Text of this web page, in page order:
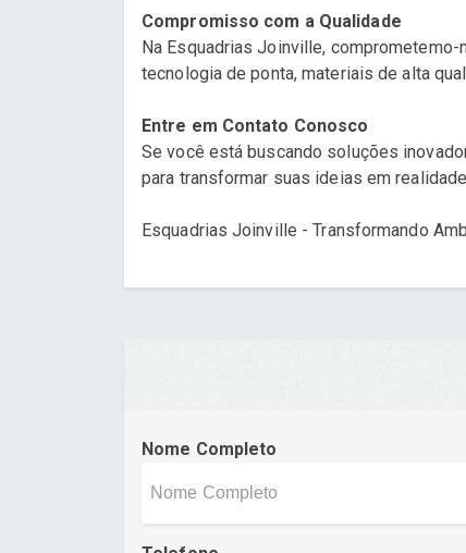
Compromisso com a Qualidade
Na Esquadrias Joinville,
tecnologia de ponta, materiais de alta
Entre em Contato Conosco
Se você está buscando soluções
para transformar suas ideias em
Esquadrias Joinville - Transformando
Nome Completo